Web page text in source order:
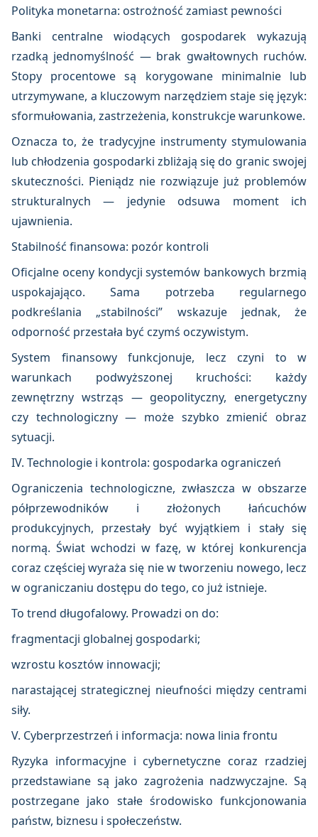
Polityka monetarna: ostrożność zamiast pewności
Banki centralne wiodących gospodarek wykazują
rzadką jednomyślność — brak gwałtownych ruchów.
Stopy procentowe są korygowane minimalnie lub
utrzymywane, a kluczowym narzędziem staje się język:
sformułowania, zastrzeżenia, konstrukcje warunkowe.
Oznacza to, że tradycyjne instrumenty stymulowania
lub chłodzenia gospodarki zbliżają się do granic swojej
skuteczności. Pieniądz nie rozwiązuje już problemów
strukturalnych — jedynie odsuwa moment ich
ujawnienia.
Stabilność finansowa: pozór kontroli
Oficjalne oceny kondycji systemów bankowych brzmią
uspokajająco. Sama potrzeba regularnego
podkreślania „stabilności” wskazuje jednak, że
odporność przestała być czymś oczywistym.
System finansowy funkcjonuje, lecz czyni to w
warunkach podwyższonej kruchości: każdy
zewnętrzny wstrząs — geopolityczny, energetyczny
czy technologiczny — może szybko zmienić obraz
sytuacji.
IV. Technologie i kontrola: gospodarka ograniczeń
Ograniczenia technologiczne, zwłaszcza w obszarze
półprzewodników i złożonych łańcuchów
produkcyjnych, przestały być wyjątkiem i stały się
normą. Świat wchodzi w fazę, w której konkurencja
coraz częściej wyraża się nie w tworzeniu nowego, lecz
w ograniczaniu dostępu do tego, co już istnieje.
To trend długofalowy. Prowadzi on do:
fragmentacji globalnej gospodarki;
wzrostu kosztów innowacji;
narastającej strategicznej nieufności między centrami
siły.
V. Cyberprzestrzeń i informacja: nowa linia frontu
Ryzyka informacyjne i cybernetyczne coraz rzadziej
przedstawiane są jako zagrożenia nadzwyczajne. Są
postrzegane jako stałe środowisko funkcjonowania
państw, biznesu i społeczeństw.